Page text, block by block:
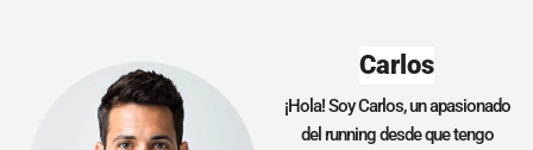
Carlos
¡Hola! Soy Carlos, un apasionado
del running desde que tengo